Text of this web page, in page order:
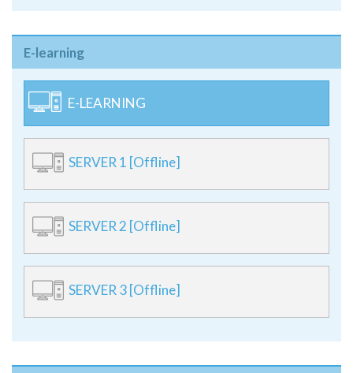
E-learning
E-LEARNING
SERVER 1 [Offline]
SERVER 2 [Offline]
SERVER 3 [Offline]